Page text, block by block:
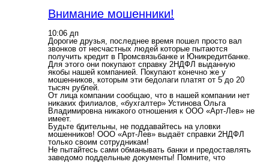
Внимание мошенники!
10:06 дп
Дорогие друзья, последнее время пошел просто вал
звонков от несчастных людей которые пытаются
получить кредит в Промсвязьбанке и Юникредитбанке.
Для этого они покупают справку 2НДФЛ выданную
якобы нашей компанией. Покупают конечно же у
мошенников, которым эти бедолаги платят от 5 до 20
тысяч рублей.
От лица компании сообщаю, что в нашей компании нет
никаких филиалов, «бухгалтер» Устинова Ольга
Владимировна никакого отношения к ООО «Арт-Лев» не
имеет.
Будьте бдительны, не поддавайтесь на уловки
мошенников! ООО «Арт-Лев» выдаёт справки 2НДФЛ
только своим сотрудникам!
Не пытайтесь сами обманывать банки и предоставлять
заведомо поддельные документы! Помните, что